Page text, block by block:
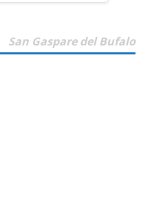
San Gaspare del Bufalo